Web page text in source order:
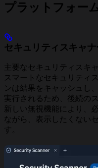
プラットフォー
セキュリティスキャ
主要なセキュリティスキ
スマートなセキュリティ
ンは結果をキャッシュし
実行されるため、後続の
新しい無視機能により、
ながら、表示したくない
す。